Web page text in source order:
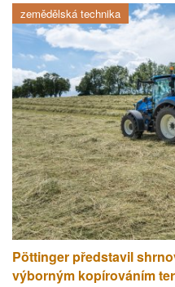
zemědělská technika
Pöttinger představil
výborným kopírováním